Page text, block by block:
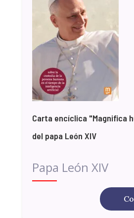
Carta encíclica "Magnifica
del papa León XIV
Papa León XIV